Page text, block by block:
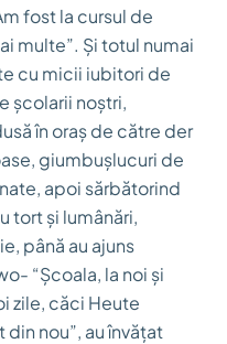
fost la cursul de
multe”. Și totul numai
cu micii iubitori de
școlarii noștri,
în oraș de către der
giumbușlucuri de
, apoi sărbătorind
tort și lumânări,
până au ajuns
- “Școala, la noi și
zile, căci Heute
din nou”, au învățat